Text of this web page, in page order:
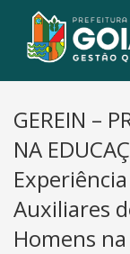
GEREIN –
NA
Auxiliares
Homens